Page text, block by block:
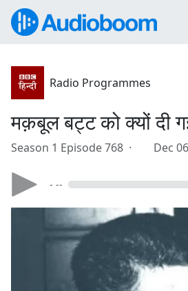
Radio Programmes
मक़बूल बट्ट को क्यों दी
Season 1 Episode 768 · Dec
- --